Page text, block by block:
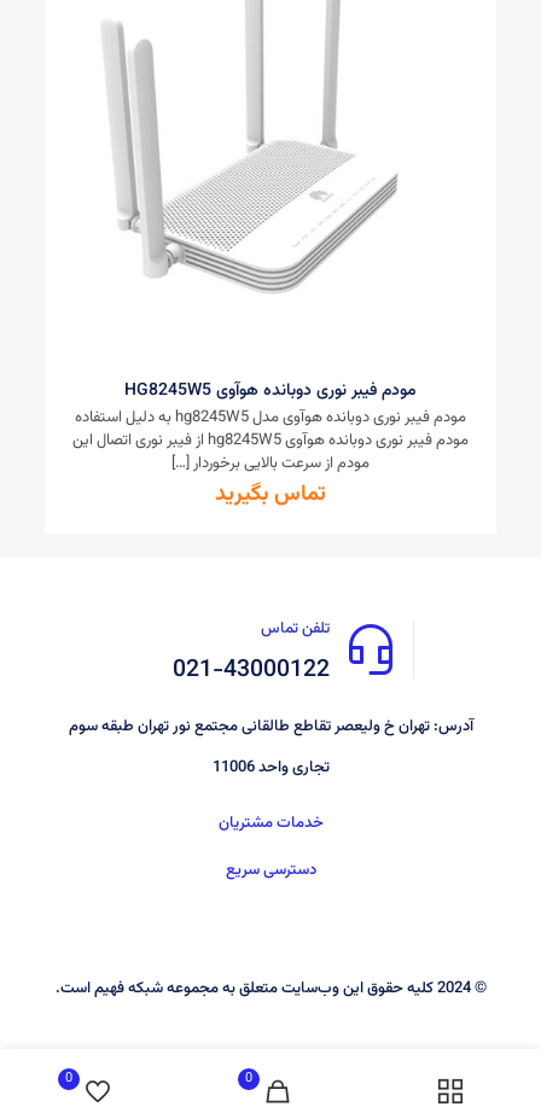
مودم فیبر نوری دوبانده هوآوی HG8245W5
مودم فیبر نوری دوبانده هوآوی مدل hg8245W5 به دلیل استفاده
مودم فیبر نوری دوبانده هوآوی hg8245W5 از فیبر نوری اتصال این
مودم از سرعت بالایی برخوردار […]
تماس بگیرید
تلفن تماس
021-43000122
آدرس: تهران خ ولیعصر تقاطع طالقانی مجتمع نور تهران طبقه سوم
تجاری واحد 11006
خدمات مشتریان
دسترسی سریع
© 2024 کليه حقوق اين وب‌سايت متعلق به مجموعه شبکه فهیم است.
0
0